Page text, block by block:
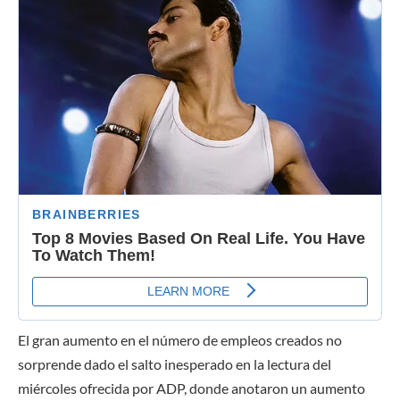
El gran aumento en el número de empleos creados no
sorprende dado el salto inesperado en la lectura del
miércoles ofrecida por ADP, donde anotaron un aumento